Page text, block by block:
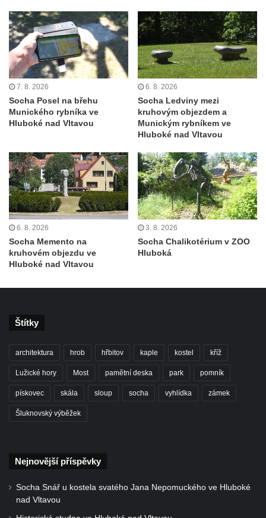
Socha Niké v Knížecí zahradě v zámeckém
parku v Duchcově
Socha Walthera von der Vogelweide v
Duchcově
Busta Bedřicha Smetany v sadech B.
Smetany v Duchcově
Busta Ludwiga van Beethovena v sadech
Němcové v Duchcově
Socha svatého Salvátora před kostelem
svatých Petra a Pavla v Jeníkově
Socha svatého Pavla před kostelem
svatých Petra a Pavla v Jeníkově
Socha svatého Petra před kostelem svatých
Petra a Pavla v Jeníkově
Plešným
Vilémově
Marie ve Vilémově
Socha svatého Šebestiána na schodišti ke
kostelu Nanebevzetí Panny Marie ve
Vilémově
7. 8. 2026
Socha Posel na břehu
Munického rybníka ve
Hluboké nad Vltavou
6. 8. 2026
Socha Ledviny mezi
kruhovým objezdem a
Munickým rybníkem ve
Hluboké nad Vltavou
6. 8. 2026
Socha Memento na
kruhovém objezdu ve
Hluboké nad Vltavou
3. 8. 2026
Socha Chalikotérium v ZOO
Hluboká
Štítky
architektura hrob hřbitov kaple kostel kříž
Lužické hory Most pamětní deska park pomník
pískovec skála sloup socha vyhlídka zámek
Šluknovský výběžek
Nejnovější příspěvky
Socha Snář u kostela svatého Jana Nepomuckého ve Hluboké
nad Vltavou